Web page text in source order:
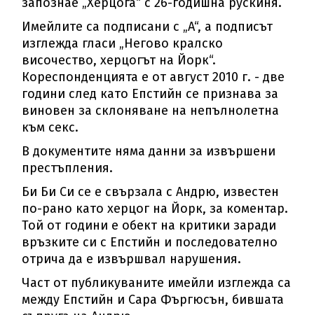
запознае „Херцога“ с 26-годишна рускиня.
Имейлите са подписани с „A“, а подписът
изглежда гласи „Негово кралско
височество, херцогът на Йорк“.
Кореспонденцията е от август 2010 г. - две
години след като Епстийн се признава за
виновен за склоняване на непълнолетна
към секс.
В документите няма данни за извършени
престъпления.
Би Би Си се е свързала с Андрю, известен
по-рано като херцог на Йорк, за коментар.
Той от години е обект на критики заради
връзките си с Епстийн и последователно
отрича да е извършвал нарушения.
Част от публикуваните имейли изглежда са
между Епстийн и Сара Фъргюсън, бившата